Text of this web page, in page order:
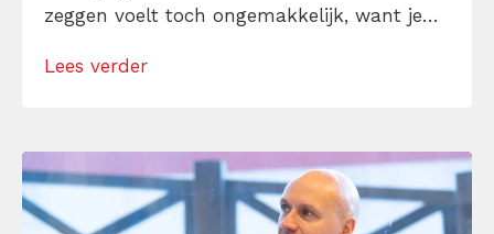
zeggen voelt toch ongemakkelijk, want je
erna. Toch is ‘nee’ soms precies wat je nodig
Lees verder